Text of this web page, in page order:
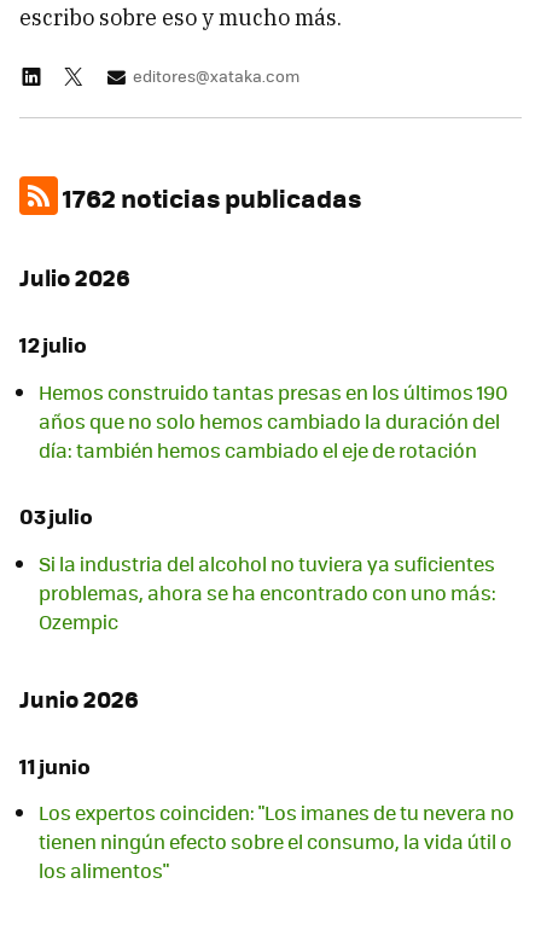
escribo sobre eso y mucho más.
editores@xataka.com
1762 noticias publicadas
Julio 2026
12 julio
Hemos construido tantas presas en los últimos 190
años que no solo hemos cambiado la duración del
día: también hemos cambiado el eje de rotación
03 julio
Si la industria del alcohol no tuviera ya suficientes
problemas, ahora se ha encontrado con uno más:
Ozempic
Junio 2026
11 junio
Los expertos coinciden: "Los imanes de tu nevera no
tienen ningún efecto sobre el consumo, la vida útil o
los alimentos"